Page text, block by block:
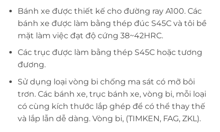
Bánh xe được thiết kế cho đường ray A100. Các
bánh xe được làm bằng thép đúc S45C và tôi bề
mặt làm việc đạt độ cứng 38~42HRC.
Các trục được làm bằng thép S45C hoặc tương
đương.
Sử dụng loại vòng bi chống ma sát có mỡ bôi
trơn. Các bánh xe, trục bánh xe, vòng bi, mỗi loại
có cùng kích thước lắp ghép để có thể thay thế
và lắp lẫn dễ dàng. Vòng bi, (TIMKEN, FAG, ZKL).